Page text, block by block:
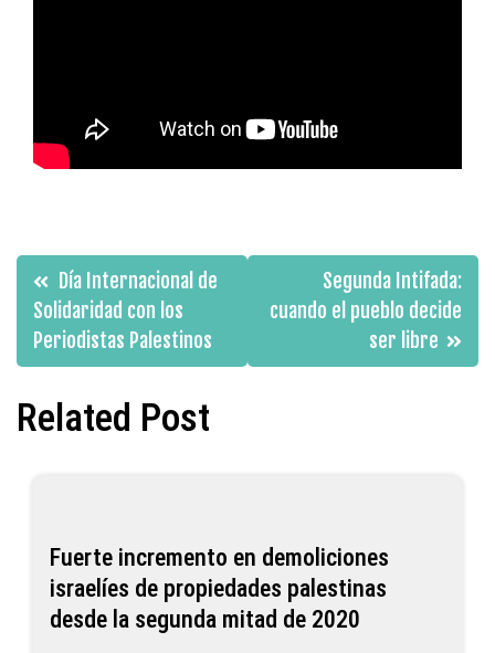
Navegación
de
entradas
Día Internacional de
Solidaridad con los
Periodistas Palestinos
Segunda Intifada:
cuando el pueblo decide
ser libre
Related Post
Fuerte incremento en demoliciones
israelíes de propiedades palestinas
desde la segunda mitad de 2020